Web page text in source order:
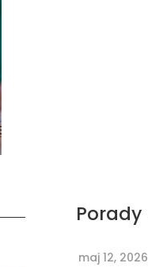
Porady
maj 12, 2026